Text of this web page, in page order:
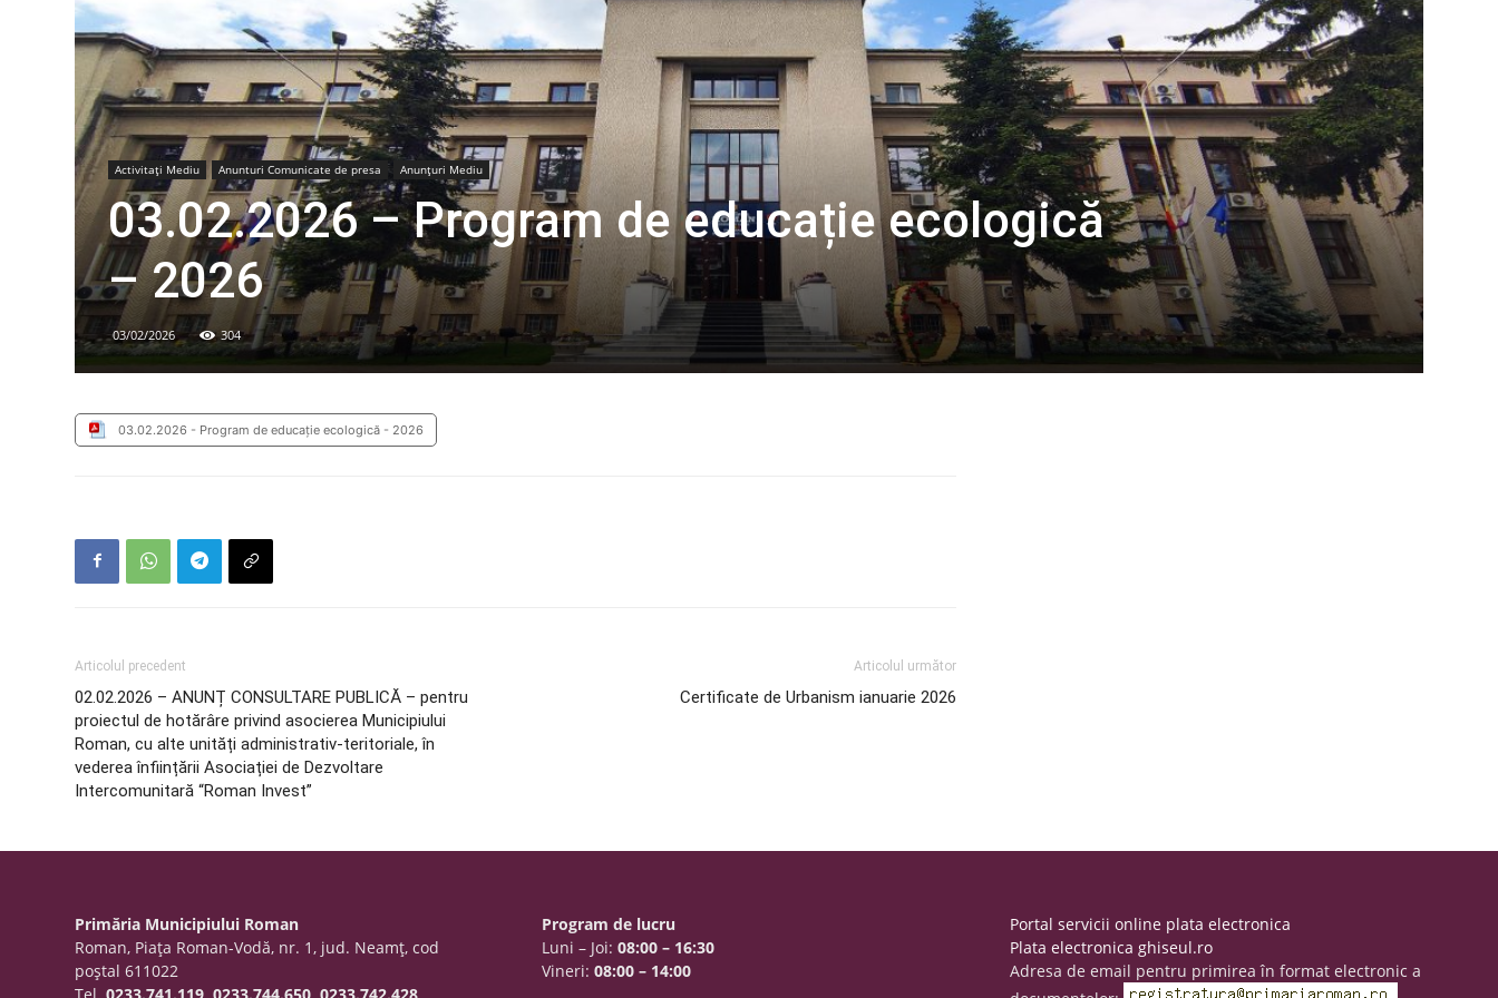
Activitaţi Mediu Anunturi Comunicate de presa Anunțuri Mediu
03.02.2026 – Program de educație ecologică
– 2026
03/02/2026 304
03.02.2026 - Program de educație ecologică - 2026
Articolul precedent
02.02.2026 – ANUNȚ CONSULTARE PUBLICĂ – pentru
proiectul de hotărâre privind asocierea Municipiului
Roman, cu alte unități administrativ-teritoriale, în
vederea înființării Asociației de Dezvoltare
Intercomunitară “Roman Invest”
Articolul următor
Certificate de Urbanism ianuarie 2026
Primăria Municipiului Roman
Roman, Piaţa Roman-Vodă, nr. 1, jud. Neamţ, cod
poştal 611022
Tel.0233.741.119, 0233.744.650, 0233.742.428,
Program de lucru
Luni – Joi:08:00 – 16:30
Vineri:08:00 – 14:00
Portal servicii online plata electronica
Plata electronica ghiseul.ro
Adresa de email pentru primirea în format electronic a